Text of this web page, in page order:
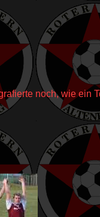
noch, wie ein